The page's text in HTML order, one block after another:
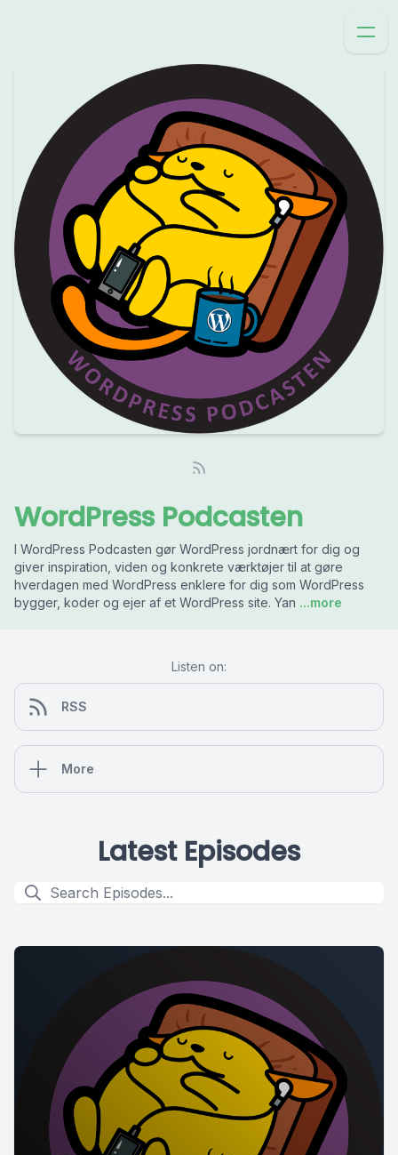
WordPress Podcasten
I WordPress Podcasten gør WordPress jordnært for dig og
giver inspiration, viden og konkrete værktøjer til at gøre
hverdagen med WordPress enklere for dig som WordPress
bygger, koder og ejer af et WordPress site. Yan ...more
Listen on:
RSS
More
Latest Episodes